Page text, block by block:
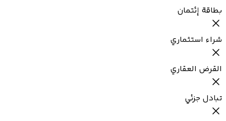
بطاقة إئتمان
شراء استثماري
القرض العقاري
تبادل جزئي